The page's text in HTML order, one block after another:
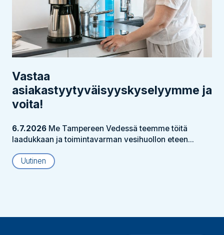
Vastaa
asiakastyytyväisyyskyselyymme ja
voita!
6.7.2026 Me Tampereen Vedessä teemme töitä
laadukkaan ja toimintavarman vesihuollon eteen...
Uutinen